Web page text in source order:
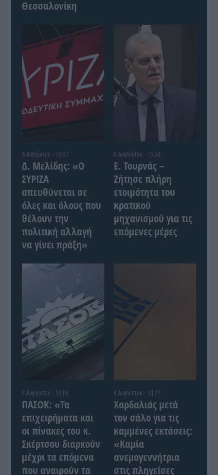
Θεσσαλονίκη
8 Αυγούστου - 16:37
Δ. Μελίδης: «Ο
ΣΥΡΙΖΑ
απευθύνεται σε
όλες και όλους που
θέλουν την
πολιτική αλλαγή
να γίνει πράξη»
8 Αυγούστου - 15:24
Ε. Τουρνάς –
Ζήτησε πλήρη
ετοιμότητα του
κρατικού
μηχανισμού για τις
επόμενες μέρες
8 Αυγούστου - 13:03
ΠΑΣΟΚ: «Τα
επιχειρήματα και
οι πίνακες του κ.
Σκέρτσου διαρκούν
μέχρι τα επόμενα
που αναιρούν τα
8 Αυγούστου - 10:22
Χαρδαλιάς μετά
τον σάλο για τις
καμμένες εκτάσεις:
«Καμία
ανεμογεννήτρια
στις πληγείσες